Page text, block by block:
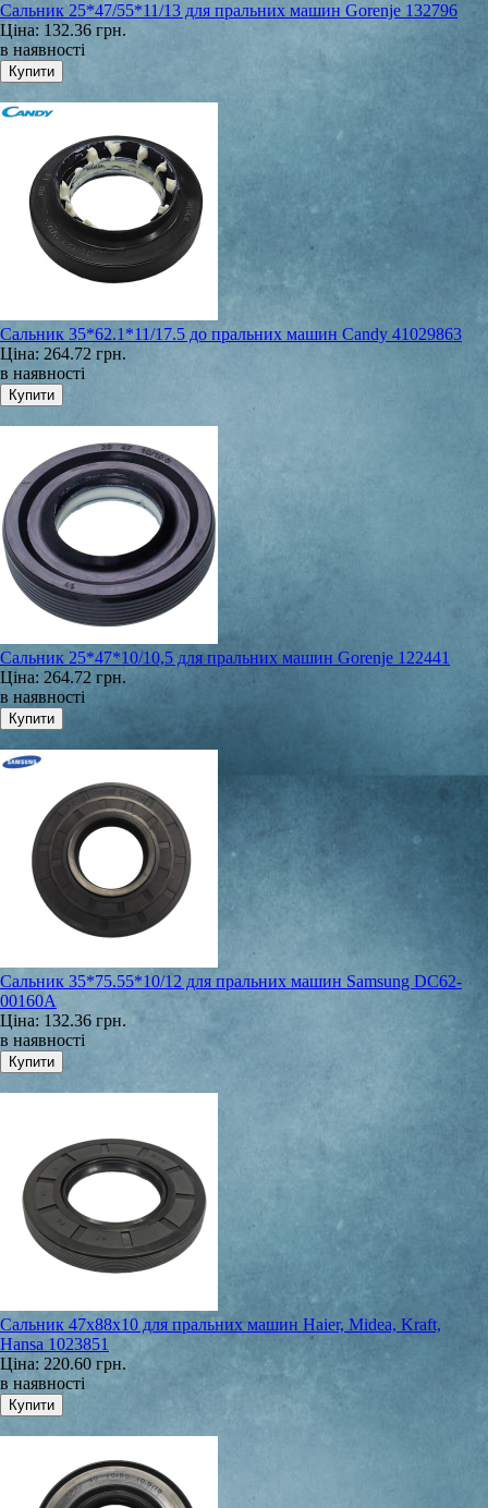
Сальник 25*47/55*11/13 для пральних машин Gorenje 132796
Ціна: 132.36 грн.
в наявності
Сальник 35*62.1*11/17.5 до пральних машин Candy 41029863
Ціна: 264.72 грн.
в наявності
Сальник 25*47*10/10,5 для пральних машин Gorenje 122441
Ціна: 264.72 грн.
в наявності
Сальник 35*75.55*10/12 для пральних машин Samsung DC62-
00160A
Ціна: 132.36 грн.
в наявності
Сальник 47x88x10 для пральних машин Haier, Midea, Kraft,
Hansa 1023851
Ціна: 220.60 грн.
в наявності